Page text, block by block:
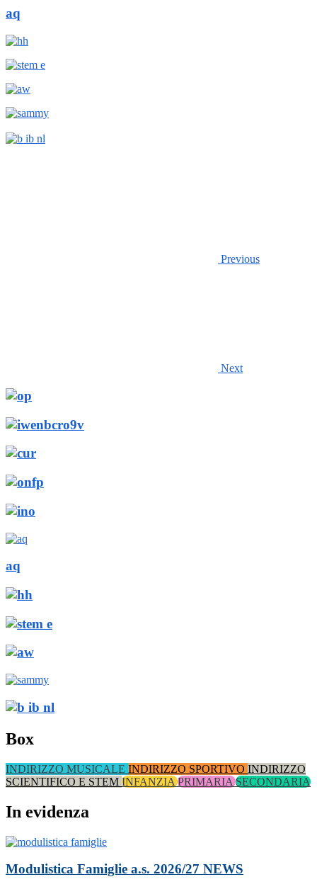
aq
Previous
Next
aq
Box
INDIRIZZO MUSICALE INDIRIZZO SPORTIVO INDIRIZZO
SCIENTIFICO E STEM INFANZIAPRIMARIASECONDARIA
In evidenza
Modulistica Famiglie a.s. 2026/27 NEWS